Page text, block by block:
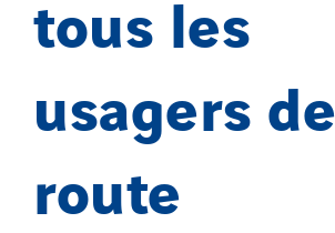
tous les
usagers
route